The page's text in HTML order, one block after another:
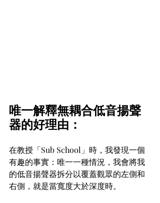
唯一解釋無耦合低音揚聲
器的好理由：
在教授「Sub School」時，我發現一個
有趣的事實：唯一一種情況，我會將我
的低音揚聲器拆分以覆蓋觀眾的左側和
右側，就是當寬度大於深度時。